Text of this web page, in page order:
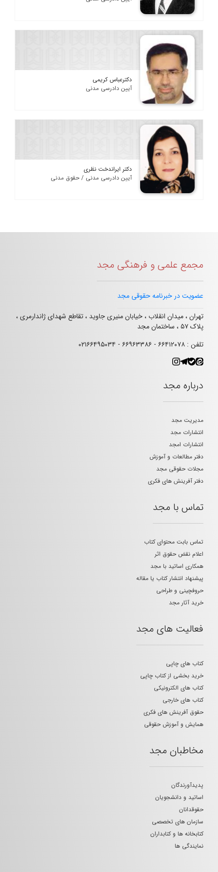
دکترعباس کریمی
آیین دادرسی مدنی
دکتر ایراندخت نظری
آیین دادرسی مدنی / حقوق مدنی
مجمع علمی و فرهنگی مجد
عضویت در خبرنامه حقوقی مجد
تهران ، میدان انقلاب ، خیابان منیری جاوید ، تقاطع شهدای ژاندارمری ،
پلاک ۵۷ ، ساختمان مجد
تلفن : ۶۶۴۱۲۰۷۸ - ۶۶۹۶۳۳۸۶ - ۰۲۱۶۶۴۹۵۰۳۴
درباره مجد
مدیریت مجد
انتشارات مجد
انتشارات امجد
دفتر مطالعات و آموزش
مجلات حقوقی مجد
دفتر آفرینش های فکری
تماس با مجد
تماس بابت محتوای کتاب
اعلام نقض حقوق اثر
همکاری اساتید با مجد
پیشنهاد انتشار کتاب یا مقاله
حروفچینی و طراحی
خرید آثار مجد
فعالیت های مجد
کتاب های چاپی
خرید بخشی از کتاب چاپی
کتاب های الکترونیکی
کتاب های خارجی
حقوق آفرینش های فکری
همایش و آموزش حقوقی
مخاطبان مجد
پدیدآورندگان
اساتید و دانشجویان
حقوقدانان
سازمان های تخصصی
کتابخانه ها و کتابداران
نمایندگی ها